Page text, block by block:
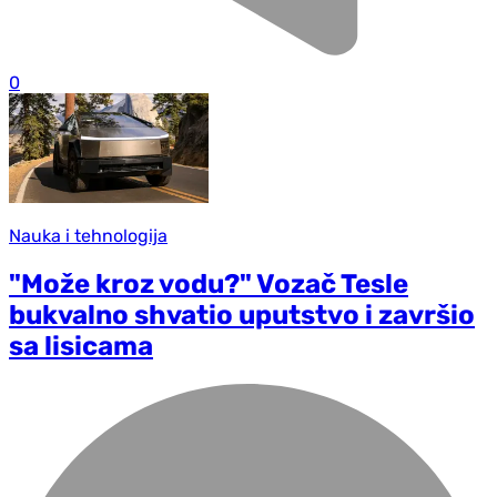
0
Nauka i tehnologija
"Može kroz vodu?" Vozač Tesle
bukvalno shvatio uputstvo i završio
sa lisicama